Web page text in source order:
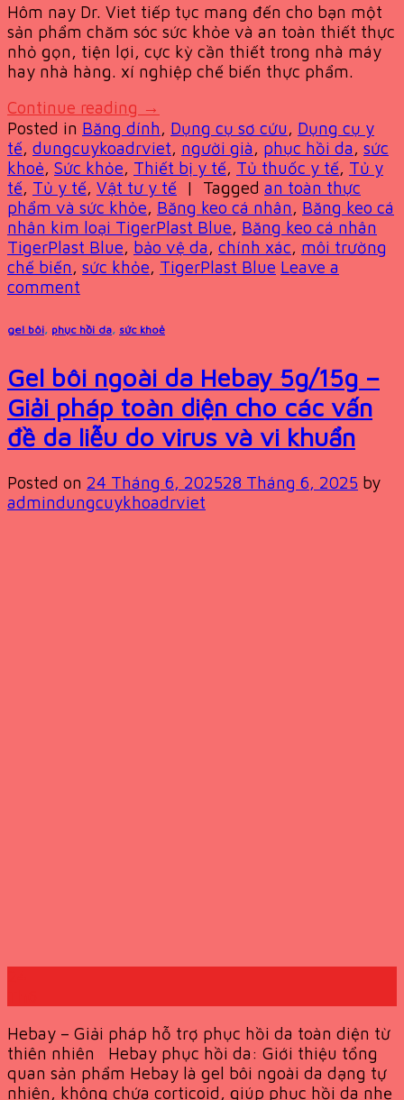
Hôm nay Dr. Viet tiếp tục mang đến cho bạn một
sản phẩm chăm sóc sức khỏe và an toàn thiết thực
nhỏ gọn, tiện lợi, cực kỳ cần thiết trong nhà máy
hay nhà hàng. xí nghiệp chế biến thực phẩm.
Continue reading →
Posted in Băng dính, Dụng cụ sơ cứu, Dụng cụ y
tế, dungcuykoadrviet, người già, phục hồi da, sức
khoẻ, Sức khỏe, Thiết bị y tế, Tủ thuốc y tế, Tủ y
tế, Tủ y tế, Vật tư y tế | Tagged an toàn thực
phẩm và sức khỏe, Băng keo cá nhân, Băng keo cá
nhân kim loại TigerPlast Blue, Băng keo cá nhân
TigerPlast Blue, bảo vệ da, chính xác, môi trường
chế biến, sức khỏe, TigerPlast Blue Leave a
comment
gel bôi, phục hồi da, sức khoẻ
Gel bôi ngoài da Hebay 5g/15g –
Giải pháp toàn diện cho các vấn
đề da liễu do virus và vi khuẩn
Posted on 24 Tháng 6, 202528 Tháng 6, 2025 by
admindungcuykhoadrviet
Hebay – Giải pháp hỗ trợ phục hồi da toàn diện từ
thiên nhiên Hebay phục hồi da: Giới thiệu tổng
quan sản phẩm Hebay là gel bôi ngoài da dạng tự
nhiên, không chứa corticoid, giúp phục hồi da nhẹ